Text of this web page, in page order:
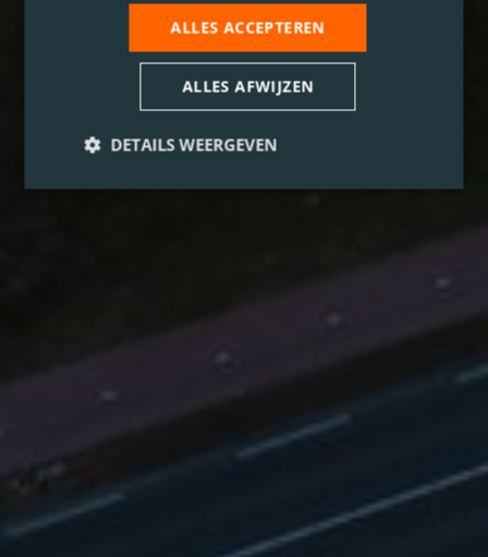
ALLES ACCEPTEREN
ALLES AFWIJZEN
DETAILS WEERGEVEN